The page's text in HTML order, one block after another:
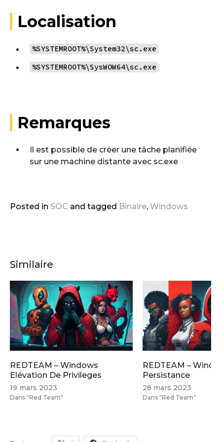
Localisation
%SYSTEMROOT%\System32\sc.exe
%SYSTEMROOT%\SysWOW64\sc.exe
Remarques
Il est possible de créer une tâche planifiée
sur une machine distante avec sc.exe
Posted in SOC and tagged Binaire, Windows
Similaire
REDTEAM – Windows
Elévation De Privileges
19 mars 2023
Dans "Red Team"
REDTEAM –
Persistance
28 mars 2023
Dans "Red Team"